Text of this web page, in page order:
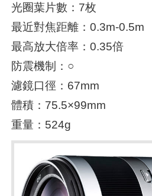
光圈葉片數：7枚
最近對焦距離：0.3m-0.5m
最高放大倍率：0.35倍
防震機制：○
濾鏡口徑：67mm
體積：75.5×99mm
重量：524g